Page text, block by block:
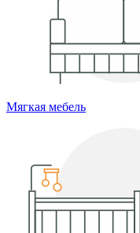
Мягкая мебель